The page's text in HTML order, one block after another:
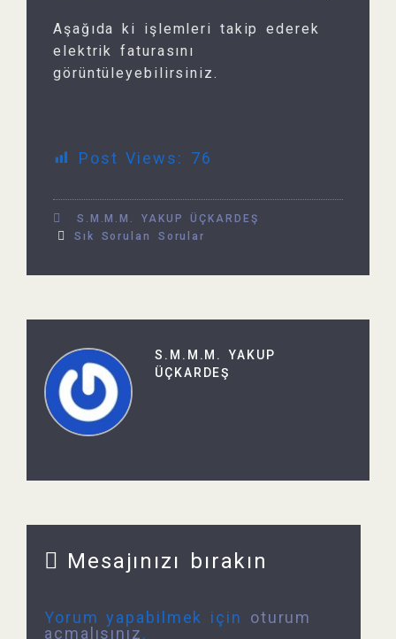
Aşağıda ki işlemleri takip ederek
elektrik faturasını
görüntüleyebilirsiniz.
Post Views: 76
S.M.M.M. YAKUP ÜÇKARDEŞ
Sık Sorulan Sorular
S.M.M.M. YAKUP
ÜÇKARDEŞ
Mesajınızı bırakın
Yorum yapabilmek için oturum
açmalısınız.